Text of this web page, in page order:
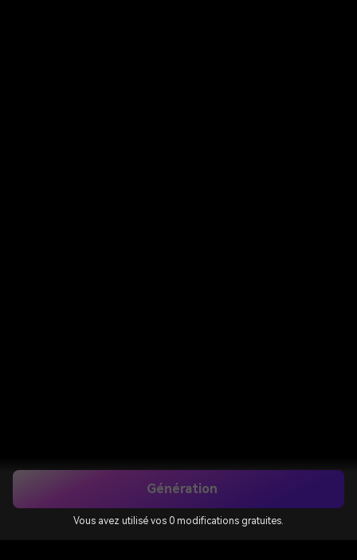
Génération
Vous avez utilisé vos 0 modifications gratuites.